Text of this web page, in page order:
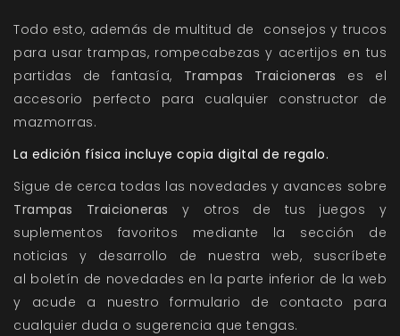
Todo esto, además de multitud de consejos y trucos
para usar trampas, rompecabezas y acertijos en tus
partidas de fantasía, Trampas Traicioneras es el
accesorio perfecto para cualquier constructor de
mazmorras.
La edición física incluye copia digital de regalo.
Sigue de cerca todas las novedades y avances sobre
Trampas Traicioneras y otros de tus juegos y
suplementos favoritos mediante la sección de
noticias y desarrollo de nuestra web, suscríbete
al boletín de novedades en la parte inferior de la web
y acude a nuestro formulario de contacto para
cualquier duda o sugerencia que tengas.